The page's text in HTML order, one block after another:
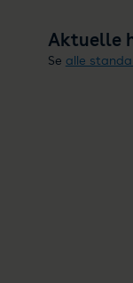
Aktuelle
Se alle